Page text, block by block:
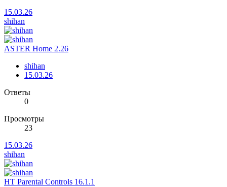
15.03.26
shihan
ASTER Home 2.26
shihan
15.03.26
Ответы
0
Просмотры
23
15.03.26
shihan
HT Parental Controls 16.1.1